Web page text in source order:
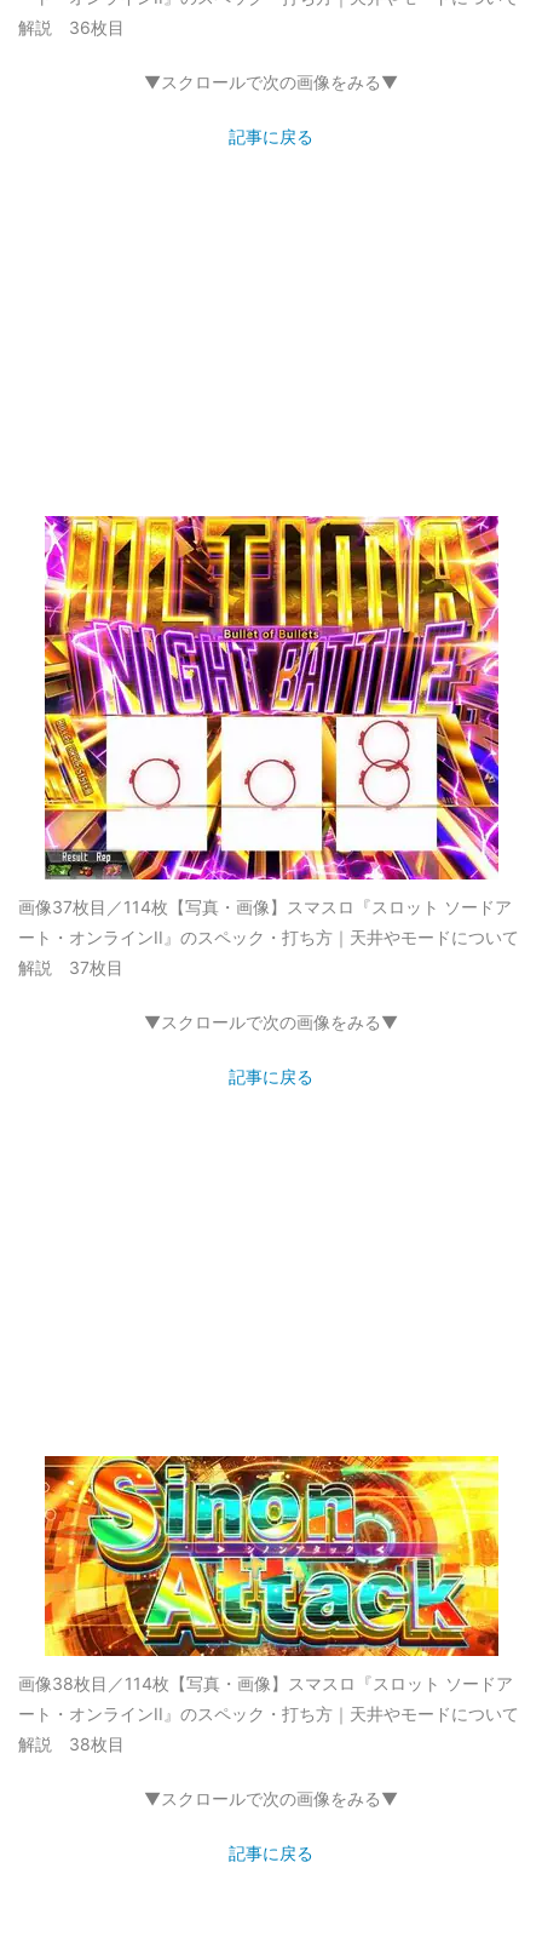
解説 36枚目
▼スクロールで次の画像をみる▼
記事に戻る
画像37枚目／114枚 【写真・画像】スマスロ『スロット ソードア
ート・オンラインII』のスペック・打ち方｜天井やモードについて
解説 37枚目
▼スクロールで次の画像をみる▼
記事に戻る
画像38枚目／114枚 【写真・画像】スマスロ『スロット ソードア
ート・オンラインII』のスペック・打ち方｜天井やモードについて
解説 38枚目
▼スクロールで次の画像をみる▼
記事に戻る